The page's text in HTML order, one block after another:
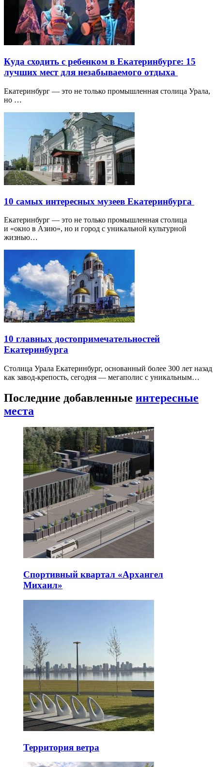
Куда сходить с ребенком в Екатеринбурге: 15
лучших мест для незабываемого отдыха
Екатеринбург — это не только промышленная столица Урала,
но …
10 самых интересных музеев Екатеринбурга
Екатеринбург — это не только промышленная столица
и «окно в Азию», но и город с уникальной культурной
жизнью…
10 главных достопримечательностей
Екатеринбурга
Столица Урала Екатеринбург, основанный более 300 лет назад
как завод-крепость, сегодня — мегаполис с уникальным…
Последние добавленные интересные
места
Спортивный квартал «Архангел
Михаил»
Территория ветра